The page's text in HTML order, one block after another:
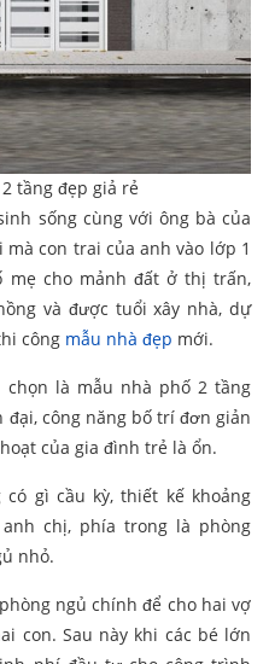
tầng đẹp giả rẻ
sống cùng với ông bà của
con trai của anh vào lớp 1
cho mảnh đất ở thị trấn,
và được tuổi xây nhà, dự
công mẫu nhà đẹp mới.
là mẫu nhà phố 2 tầng
công năng bố trí đơn giản
của gia đình trẻ là ổn.
có gì cầu kỳ, thiết kế khoảng
chị, phía trong là phòng
nhỏ.
ngủ chính để cho hai vợ
con. Sau này khi các bé lớn